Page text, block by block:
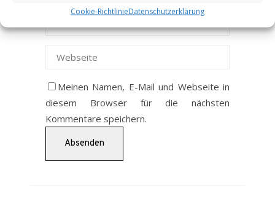
Cookie-RichtlinieDatenschutzerklärung
Meinen Namen, E-Mail und Webseite in
diesem Browser für die nächsten
Kommentare speichern.